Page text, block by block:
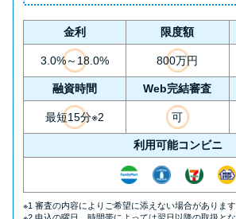
金利 限度額
3.0%～18.0% 800万円
融資時間 Web完結審査
最短15分※2 可
利用可能コンビニ
※1 審査の内容によりご希望に添えない場合があります